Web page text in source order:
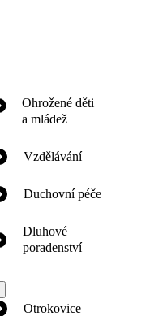
Ohrožené děti
a mládež
Vzdělávání
Duchovní péče
Dluhové
poradenství
Otrokovice